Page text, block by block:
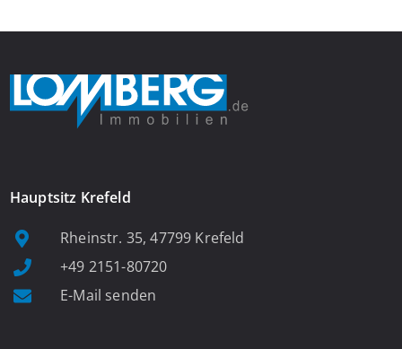
Hauptsitz Krefeld
Rheinstr. 35, 47799 Krefeld
+49 2151-80720
E-Mail senden